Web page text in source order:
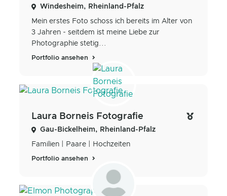
Windesheim, Rheinland-Pfalz
Mein erstes Foto schoss ich bereits im Alter von
3 Jahren - seitdem ist meine Liebe zur
Photographie stetig...
Portfolio ansehen
Laura Borneis Fotografie
Gau-Bickelheim, Rheinland-Pfalz
Familien | Paare | Hochzeiten
Portfolio ansehen